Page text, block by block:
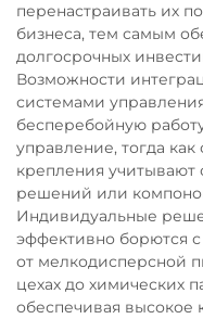
перенастраивать их
бизнеса, тем самым
долгосрочных
Возможности
системами
бесперебойную
управление, тогда
крепления учитывают
решений или
Индивидуальные
эффективно борются
от мелкодисперсной
цехах до химических
обеспечивая высокое